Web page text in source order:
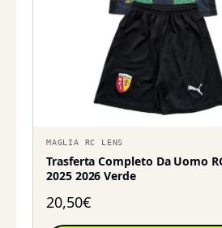
MAGLIA RC LENS
Trasferta Completo Da Uomo
2025 2026 Verde
20,50€